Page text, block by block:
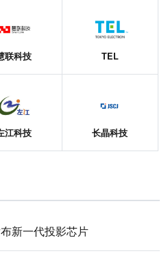
联科技 TEL
江科技 长晶科技
新一代投影芯片